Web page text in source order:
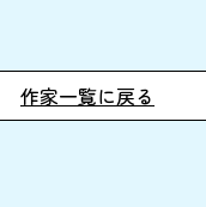
作家一覧に戻る